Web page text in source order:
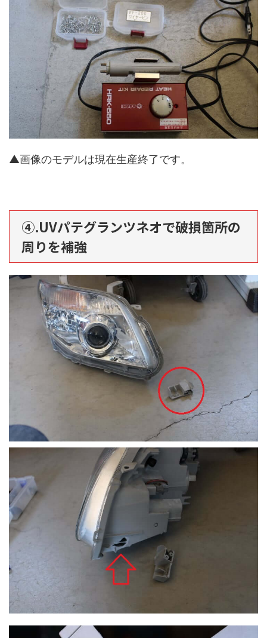
▲画像のモデルは現在生産終了です。
④.UVパテグランツネオで破損箇所の
周りを補強